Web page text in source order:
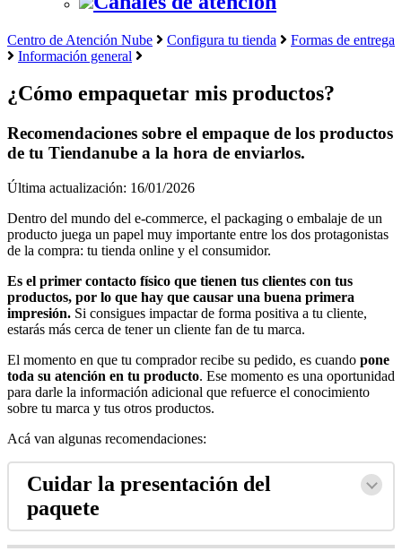
Centro de Atención Nube Configura tu tienda
Formas de entrega
Información general
¿Cómo empaquetar mis productos?
Recomendaciones sobre el empaque de los productos
de tu Tiendanube a la hora de enviarlos.
Última actualización: 16/01/2026
Dentro del mundo del e-commerce, el packaging o embalaje de un
producto juega un papel muy importante entre los dos protagonistas
de la compra: tu tienda online y el consumidor.
Es el primer contacto físico que tienen tus clientes con tus
productos, por lo que hay que causar una buena primera
impresión. Si consigues impactar de forma positiva a tu cliente,
estarás más cerca de tener un cliente fan de tu marca.
El momento en que tu comprador recibe su pedido, es cuando pone
toda su atención en tu producto. Ese momento es una oportunidad
para darle la información adicional que refuerce el conocimiento
sobre tu marca y tus otros productos.
Acá van algunas recomendaciones:
Cuidar la presentación del
paquete